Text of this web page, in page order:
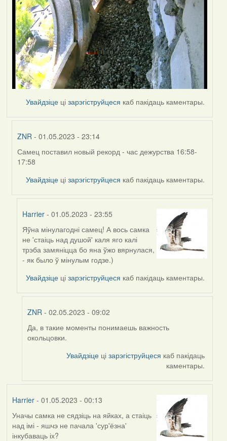
Увайдзіце цізарэгіструйцеся каб пакідаць каментары.
ZNR - 01.05.2023 - 23:14
In
reply
Harrier
Самец поставил новый рекорд - час дежурства 16:58-
17:58
Увайдзіце цізарэгіструйцеся каб пакідаць каментары.
Harrier - 01.05.2023 - 23:55
In
reply
to
by
ZNR
Яўна мінулагодні самец! А вось самка
не 'стаіць над душой' каля яго калі
трэба замяніцца бо яна ўжо вярнулася,
- як было ў мінулым годзе.)
Увайдзіце цізарэгіструйцеся каб пакідаць каментары.
ZNR - 02.05.2023 - 09:02
In
reply
Да, в такие моменты понимаешь важность
окольцовки.
Увайдзіце цізарэгіструйцеся каб пакідаць
каментары.
Harrier- 01.05.2023 - 00:13
Уначы самка не сядзіць на яйках, а стаіць
над імі - яшчэ не пачала 'сур'ёзна'
інкубаваць іх?